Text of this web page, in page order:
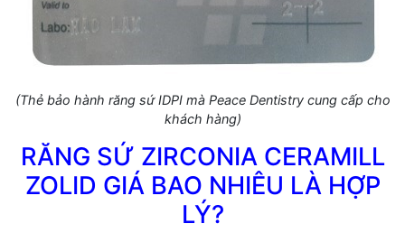
(Thẻ bảo hành răng sứ IDPI mà Peace Dentistry cung cấp cho
khách hàng)
RĂNG SỨ ZIRCONIA CERAMILL
ZOLID GIÁ BAO NHIÊU LÀ HỢP
LÝ?